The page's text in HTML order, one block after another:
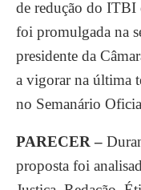
de redução do ITBI
foi promulgada na
presidente da
a vigorar na última
no Semanário
PARECER –
proposta foi